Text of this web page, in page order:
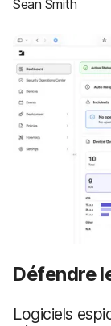
Sean Smith
Défendre
Logiciels